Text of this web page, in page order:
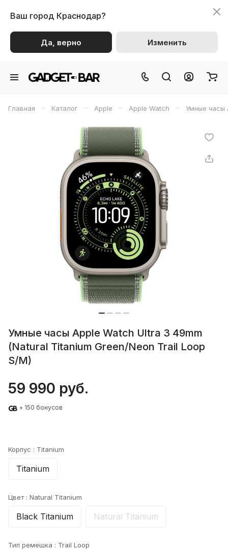
Ваш город Краснодар?
Да, верно Изменить
Главная – Каталог – Apple – Apple Watch – Умные часы
Умные часы Apple Watch Ultra 3 49mm
(Natural Titanium Green/Neon Trail Loop
S/M)
59 990 руб.
+ 150 бонусов
Корпус : Titanium
Titanium
Цвет : Natural Titanium
Black Titanium Natural Titanium
Тип ремешка : Trail Loop